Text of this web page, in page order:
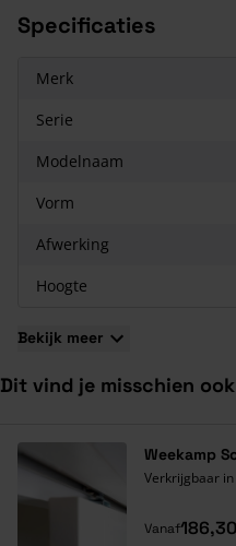
Inclusief slotgat t.b.v. een
12 jaar garantie
Smalslot
Als je deze deur koopt
maatwerkproduct en deze
Specificaties
Merk
Serie
Modelnaam
Vorm
Afwerking
Hoogte
Bekijk meer
Dit vind je misschien
Weekamp
Verkrijgbaar
Vanaf186,30